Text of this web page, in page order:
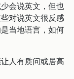
会说英文，但也
对说英文很反感
当地语言，如何
人有质问或居高